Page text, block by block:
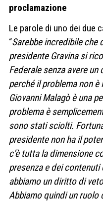
proclamazione
Le parole di uno dei due
“Sarebbe incredibile che
presidente Gravina si
Federale senza avere
perché il problema non
Giovanni Malagò è una
problema è
sono stati sciolti.
presidente non ha il
c’è tutta la dimensione
presenza e dei
abbiamo un diritto di
Abbiamo quindi un ruolo